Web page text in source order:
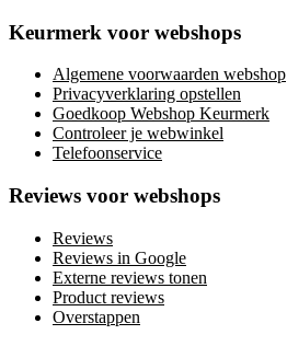
Keurmerk voor webshops
Algemene voorwaarden webshop
Privacyverklaring opstellen
Goedkoop Webshop Keurmerk
Controleer je webwinkel
Telefoonservice
Reviews voor webshops
Reviews
Reviews in Google
Externe reviews tonen
Product reviews
Overstappen